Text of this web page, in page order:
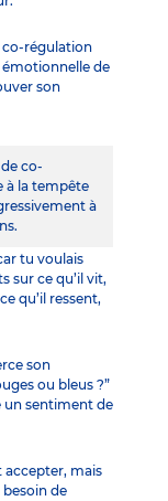
co-régulation
de
son
co-
à la tempête
à
tu voulais
sur ce qu’il vit,
qu’il ressent,
son
ou bleus ?”
un sentiment de
accepter, mais
besoin de